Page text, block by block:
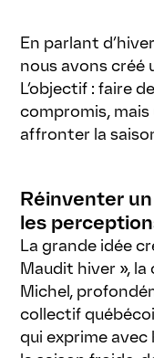
En parlant
nous avons créé
L’objectif : faire
compromis,
affronter la
Réinventer
les
La grande idée
Maudit hiver »,
Michel,
collectif
qui exprime